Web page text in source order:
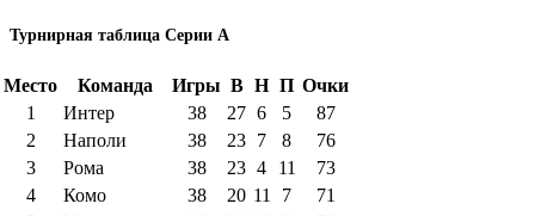
Турнирная таблица Серии А
Место Команда Игры В Н П Очки
1
Интер 38 27 6 5
87
2
Наполи 38 23 7 8
76
3
Рома 38 23 4 11
73
4
Комо 38 20 11 7
71